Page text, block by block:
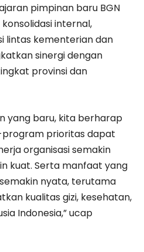
pimpinan baru BGN
internal,
lintas kementerian dan
sinergi dengan
provinsi dan
yang baru, kita berharap
prioritas dapat
organisasi semakin
kuat. Serta manfaat yang
nyata, terutama
kualitas gizi, kesehatan,
Indonesia,” ucap